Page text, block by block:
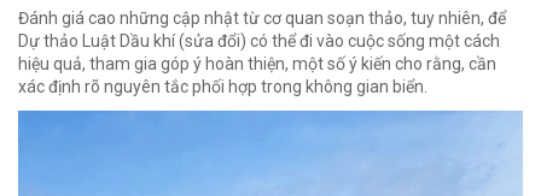
Đánh giá cao những cập nhật từ cơ quan soạn thảo, tuy nhiên, để
Dự thảo Luật Dầu khí (sửa đổi) có thể đi vào cuộc sống một cách
hiệu quả, tham gia góp ý hoàn thiện, một số ý kiến cho rằng, cần
xác định rõ nguyên tắc phối hợp trong không gian biển.